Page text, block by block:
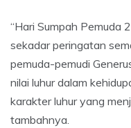
“Hari Sumpah Pemuda
sekadar peringatan
pemuda-pemudi
nilai luhur dalam
karakter luhur yang
tambahnya.